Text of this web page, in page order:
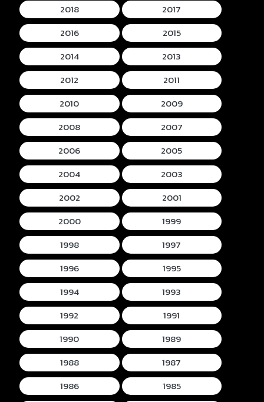
2018
2017
2016
2015
2014
2013
2012
2011
2010
2009
2008
2007
2006
2005
2004
2003
2002
2001
2000
1999
1998
1997
1996
1995
1994
1993
1992
1991
1990
1989
1988
1987
1986
1985